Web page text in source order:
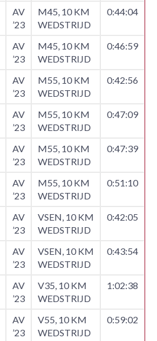
AV
’23
M45, 10 KM
WEDSTRIJD
0:44:04
AV
’23
M45, 10 KM
WEDSTRIJD
0:46:59
AV
’23
M55, 10 KM
WEDSTRIJD
0:42:56
AV
’23
M55, 10 KM
WEDSTRIJD
0:47:09
AV
’23
M55, 10 KM
WEDSTRIJD
0:47:39
AV
’23
M55, 10 KM
WEDSTRIJD
0:51:10
AV
’23
VSEN, 10 KM
WEDSTRIJD
0:42:05
AV
’23
VSEN, 10 KM
WEDSTRIJD
0:43:54
AV
’23
V35, 10 KM
WEDSTRIJD
1:02:38
AV
’23
V55, 10 KM
WEDSTRIJD
0:59:02